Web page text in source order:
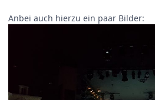
Anbei auch hierzu ein paar Bilder: